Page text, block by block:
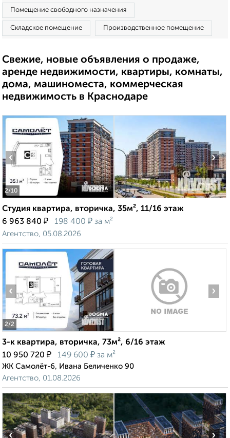
Помещение свободного назначения
Складское помещение Производственное помещение
Свежие, новые объявления о продаже,
аренде недвижимости, квартиры, комнаты,
дома, машиноместа, коммерческая
недвижимость в Краснодаре
2/10
‹ ›
Студия квартира, вторичка, 35м², 11/16 этаж
6 963 840 ₽ 198 400 ₽ за м²
Агентство, 05.08.2026
2/2
‹ ›
3-к квартира, вторичка, 73м², 6/16 этаж
10 950 720 ₽ 149 600 ₽ за м²
ЖК Самолёт-6, Ивана Беличенко 90
Агентство, 01.08.2026
‹ ›